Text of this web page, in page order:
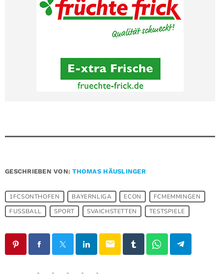
GESCHRIEBEN VON:THOMAS HÄUSLINGER
1FCSONTHOFEN BAYERNLIGA ECON
FCMEMMINGEN
FUSSBALL
SPORT SVAICHSTETTEN TESTSPIELE
email